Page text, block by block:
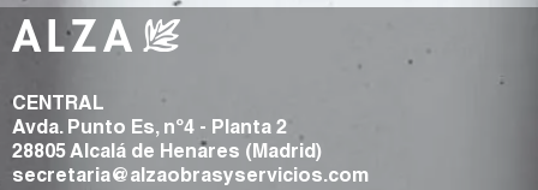
CENTRAL
Avda. Punto Es, nº4 - Planta 2
28805 Alcalá de Henares (Madrid)
secretaria@alzaobrasyservicios.com